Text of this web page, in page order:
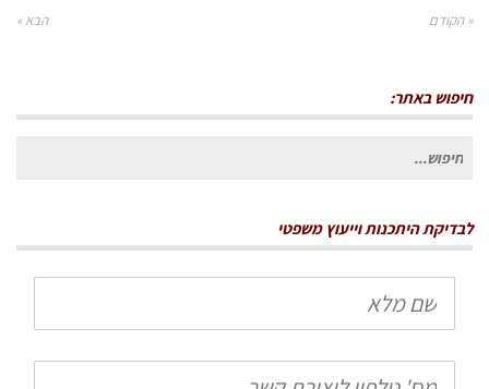
« הקודם הבא »
חיפוש באתר:
חיפוש
לבדיקת היתכנות וייעוץ משפטי
שם
מלא
טלפון